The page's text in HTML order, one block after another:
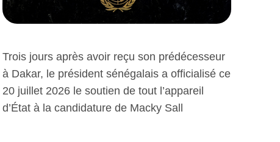
Trois jours après avoir reçu son prédécesseur
à Dakar, le président sénégalais a officialisé ce
20 juillet 2026 le soutien de tout l’appareil
d’État à la candidature de Macky Sall